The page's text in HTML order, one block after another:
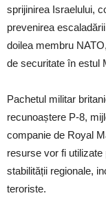
sprijinirea Israelului,
prevenirea
doilea membru
de securitate în estul
Pachetul militar
recunoaștere P-8,
companie de Royal
resurse vor fi
stabilității regionale,
teroriste.